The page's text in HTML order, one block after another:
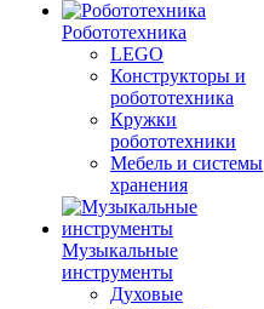
Робототехника
LEGO
Конструкторы и
робототехника
Кружки
робототехники
Мебель и системы
хранения
Музыкальные
инструменты
Духовые